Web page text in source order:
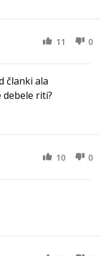
11 0
članki ala
riti?
10 0